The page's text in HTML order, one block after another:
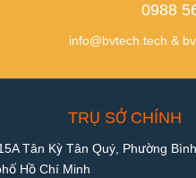
0988
info@bvtech.tech &
TRỤ SỞ CHÍNH
Tân Kỳ Tân Quý, Phường
Hồ Chí Minh